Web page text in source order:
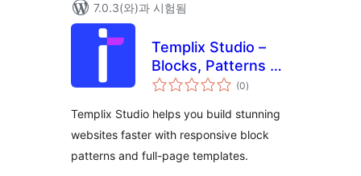
7.0.3(와)과 시험됨
Templix Studio –
Blocks, Patterns &
Full-page
(0전
체
점
)
Templix Studio helps you build stunning
websites faster with responsive block
patterns and full-page templates.